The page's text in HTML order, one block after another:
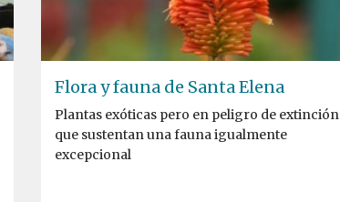
Flora y fauna de Santa Elena
Plantas exóticas pero en peligro de extinción
que sustentan una fauna igualmente
excepcional